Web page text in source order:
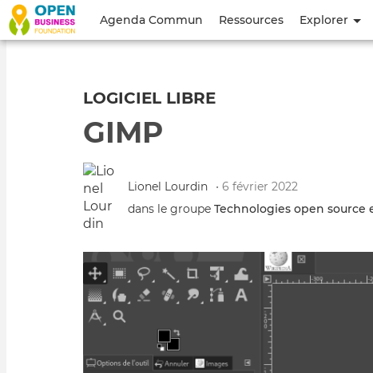
Menu
du
l'utilisateur
Agenda Commun Ressources Explorer
LOGICIEL LIBRE
GIMP
Lionel Lourdin
• 6 février 2022
dans le groupe Technologies open source